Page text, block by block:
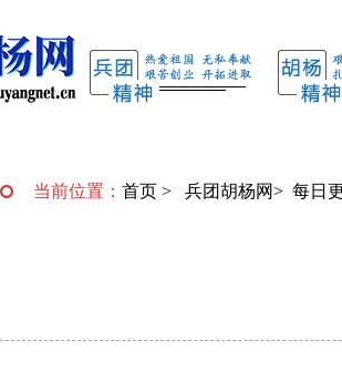
当前位置： 首页 > 兵团胡杨网> 每日